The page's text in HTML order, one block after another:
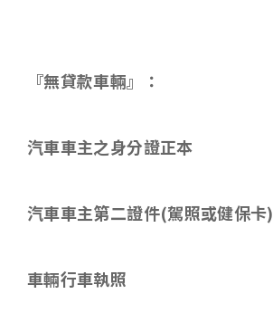
『無貸款車輛』：
汽車車主之身分證正本
汽車車主第二證件(駕照或健保卡)
車輛行車執照